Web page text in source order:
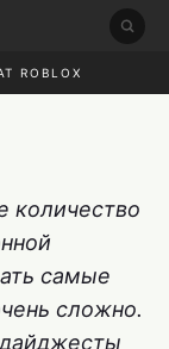
ROBLOX
количество
самые
сложно.